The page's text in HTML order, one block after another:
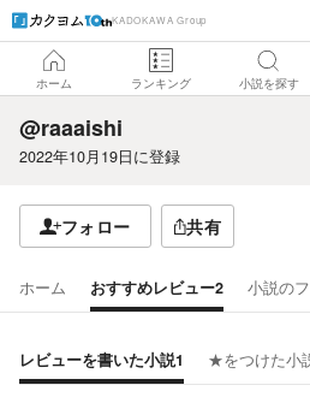
KADOKAWA Group
ホーム ランキング 小説を探す
@raaaishi
2022年10月19日に登録
フォロー 共有
ホーム おすすめレビュー2 小説の
レビューを書いた小説1 ★をつけた小